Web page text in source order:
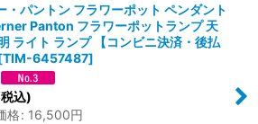
・パントン フラワーポット ペンダント
Panton フラワーポットランプ 天
ライト ランプ 【コンビニ決済・後払
TIM-6457487]
込)
格: 16,500円